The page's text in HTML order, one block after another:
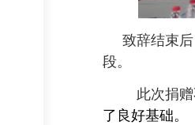
致辞结束
段。
此次捐
了良好基础。